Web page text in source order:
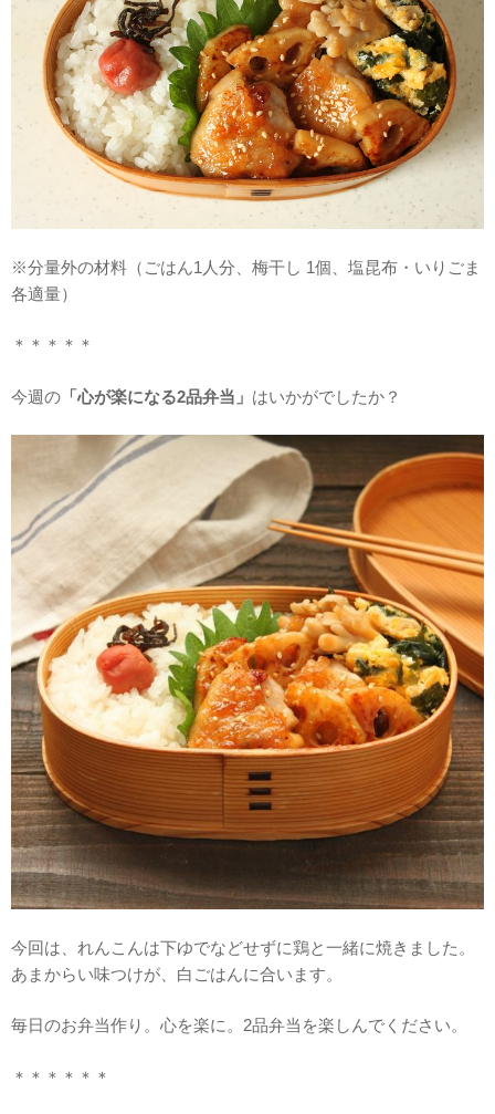
※分量外の材料（ごはん1人分、梅干し 1個、塩昆布・いりごま
各適量）
＊＊＊＊＊
今週の 「心が楽になる2品弁当」 はいかがでしたか？
今回は、れんこんは下ゆでなどせずに鶏と一緒に焼きました。
あまからい味つけが、白ごはんに合います。
毎日のお弁当作り。心を楽に。2品弁当を楽しんでください。
＊＊＊＊＊＊